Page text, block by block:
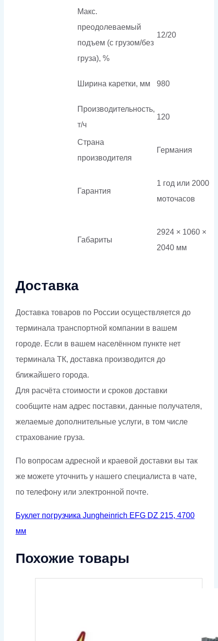
Макс.
преодолеваемый
подъем (с грузом/без
груза), %
12/20
Ширина каретки, мм 980
Производительность,
т/ч
120
Страна
производителя
Германия
Гарантия
1 год или 2000
моточасов
Габариты
2924 × 1060 ×
2040 мм
Доставка
Доставка товаров по России осуществляется до
терминала транспортной компании в вашем
городе. Если в вашем населённом пункте нет
терминала ТК, доставка производится до
ближайшего города.
Для расчёта стоимости и сроков доставки
сообщите нам адрес поставки, данные получателя,
желаемые дополнительные услуги, в том числе
страхование груза.
По вопросам адресной и краевой доставки вы так
же можете уточнить у нашего специалиста в чате,
по телефону или электронной почте.
Буклет погрузчика Jungheinrich EFG DZ 215, 4700
мм
Похожие товары